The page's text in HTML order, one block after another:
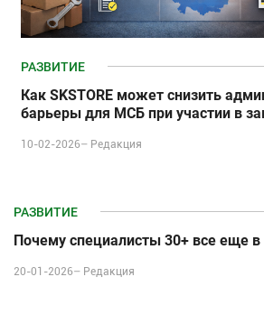
РАЗВИТИЕ
Как SKSTORE может снизить
барьеры для МСБ при участии в
10-02-2026– Редакция
РАЗВИТИЕ
Почему специалисты 30+ все еще в
20-01-2026– Редакция